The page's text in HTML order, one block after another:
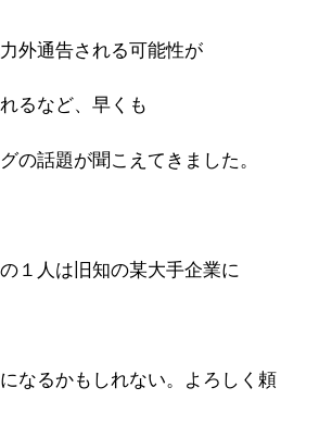
外通告される可能性が
るなど、早くも
の話題が聞こえてきました。
１人は旧知の某大手企業に
になるかもしれない。よろしく頼